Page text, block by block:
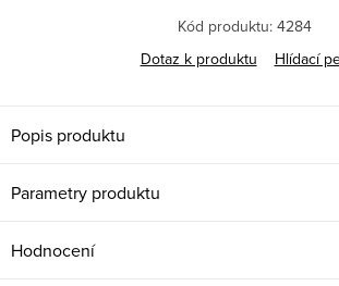
Kód produktu: 4284
Dotaz k produktu
Hlídací
Popis produktu
Parametry produktu
Hodnocení